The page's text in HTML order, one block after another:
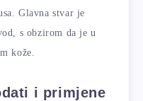
Glavna stvar je
s obzirom da je u
kože.
i primjene